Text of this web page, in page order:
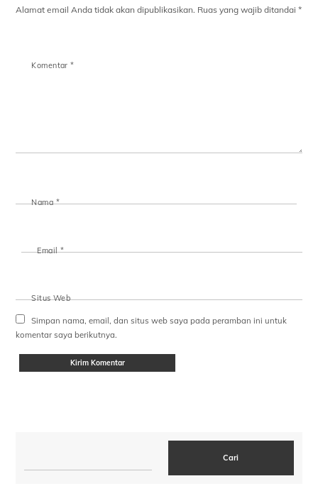
Alamat email Anda tidak akan dipublikasikan. Ruas yang wajib ditandai*
Komentar*
Nama*
Email*
Situs Web
Simpan nama, email, dan situs web saya pada peramban ini untuk
komentar saya berikutnya.
Cari